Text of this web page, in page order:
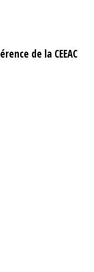
de la CEEAC